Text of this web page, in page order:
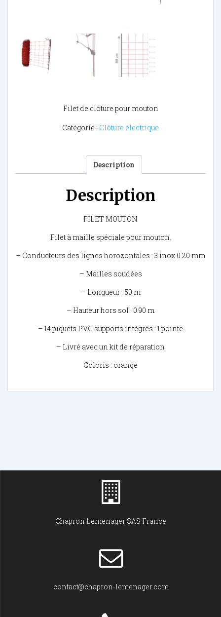
Filet de clôture pour mouton
Catégorie : Clôture électrique
Description
Description
FILET MOUTON
Filet à maille spéciale pour mouton.
– Conducteurs des lignes horozontales : 3 inox 0.20 mm
– Mailles soudées
– Longueur : 50 m
– Hauteur hors sol : 0.90 m
– 14 piquets PVC supports intégrés : 1 pointe
– Livré avec un kit de réparation
Coloris : orange
Chapron Lemenager SAS France
contact@chapron-lemenager.com